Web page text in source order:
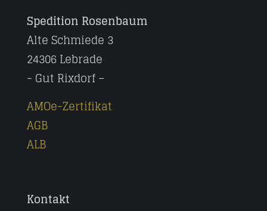
Spedition Rosenbaum
Alte Schmiede 3
24306 Lebrade
- Gut Rixdorf –
AMOe-Zertifikat
AGB
ALB
Kontakt